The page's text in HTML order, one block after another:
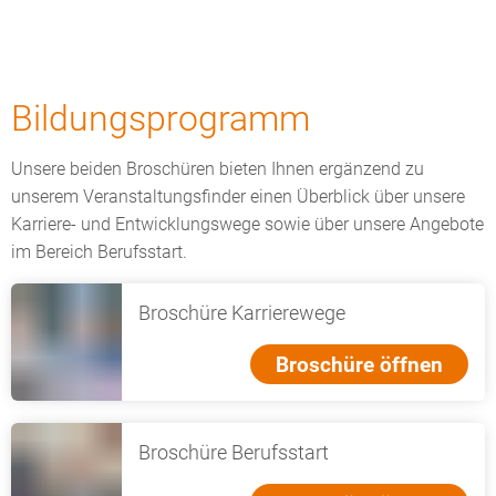
Bildungsprogramm
Unsere beiden Broschüren bieten Ihnen ergänzend zu
unserem Veranstaltungsfinder einen Überblick über unsere
Karriere- und Entwicklungswege sowie über unsere Angebote
im Bereich Berufsstart.
Broschüre Karrierewege
Broschüre öffnen
Broschüre Berufsstart